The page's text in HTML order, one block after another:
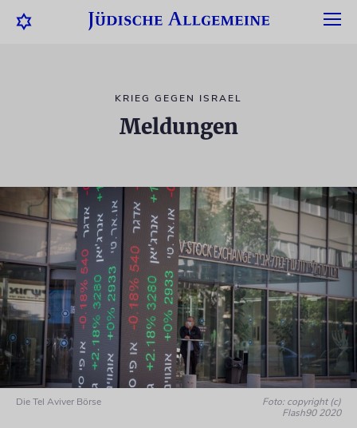
KRIEG GEGEN ISRAEL
Meldungen
Die Tel Aviver Börse
Foto: copyright (c)
Flash90 2020